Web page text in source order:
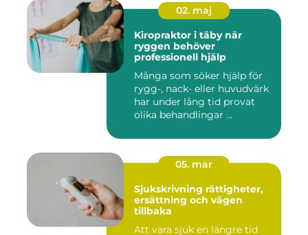
02. maj
Kiropraktor i täby när
ryggen behöver
professionell hjälp
Många som söker hjälp för
rygg-, nack- eller huvudvärk
har under lång tid provat
olika behandlingar ...
05. mar
Sjukskrivning rättigheter,
ersättning och vägen
tillbaka
Att vara sjuk en längre tid